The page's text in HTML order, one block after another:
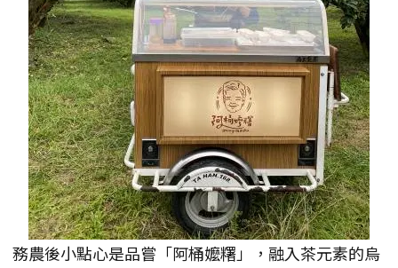
務農後小點心是品嘗「阿桶嬤糬」，融入茶元素的烏